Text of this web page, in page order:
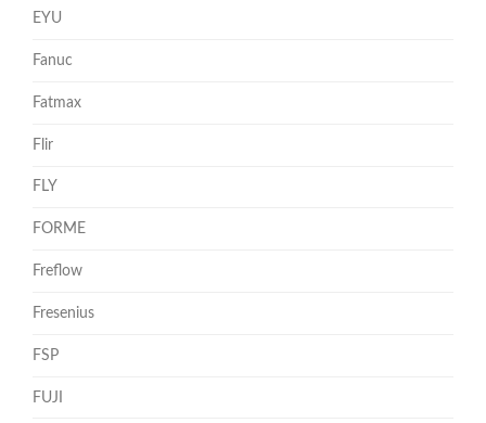
EYU
Fanuc
Fatmax
Flir
FLY
FORME
Freflow
Fresenius
FSP
FUJI